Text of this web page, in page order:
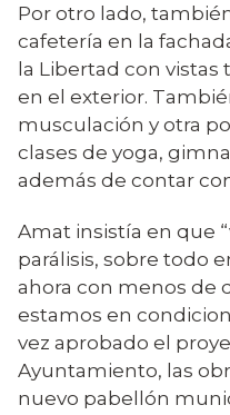
Por otro lado,
cafetería en la
la Libertad con
en el exterior.
musculación y otra
clases de yoga,
además de contar
Amat insistía en que
parálisis, sobre todo
ahora con menos de
estamos en
vez aprobado el
Ayuntamiento, las
nuevo pabellón